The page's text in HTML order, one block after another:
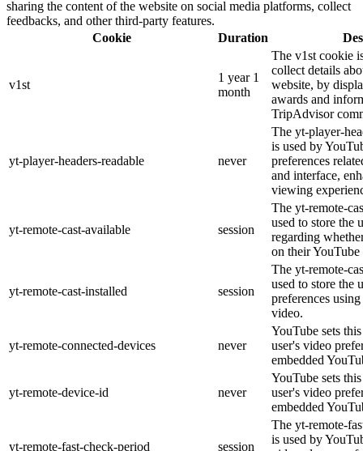
sharing the content of the website on social media platforms, collect
feedbacks, and other third-party features.
Cookie
Duration
v1st
1 year 1
month
The v1st cookie
collect details
website, by
awards and
TripAdvisor
yt-player-headers-readable never
The yt-player-
is used by
preferences
and interface,
viewing
yt-remote-cast-available session
The yt-remote-
used to store the
regarding
on their
yt-remote-cast-installed session
The yt-remote-
used to store the
preferences
video.
yt-remote-connected-devices never
YouTube sets
user's video
embedded
yt-remote-device-id never
YouTube sets
user's video
embedded
yt-remote-fast-check-period session
The yt-remote-
is used by